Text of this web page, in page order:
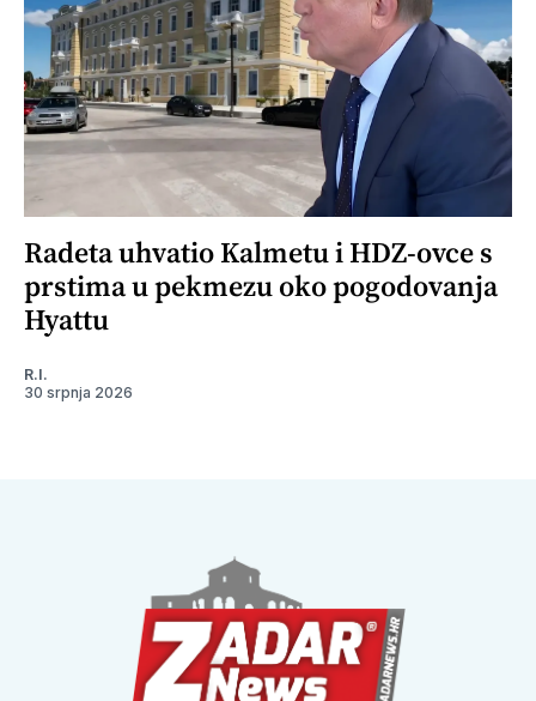
Radeta uhvatio Kalmetu i HDZ-ovce s
prstima u pekmezu oko pogodovanja
Hyattu
R.I.
30 srpnja 2026